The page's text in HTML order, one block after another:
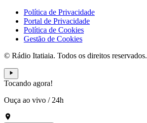
Política de Privacidade
Portal de Privacidade
Política de Cookies
Gestão de Cookies
© Rádio Itatiaia. Todos os direitos reservados.
Tocando agora!
Ouça ao vivo / 24h